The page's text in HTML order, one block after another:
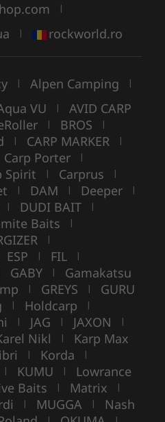
|
| rockworld.ro
| Alpen Camping |
VU | AVID CARP
| BROS |
| CARP MARKER |
Carp Porter |
Spirit | Carprus |
| DAM | Deeper |
| DUDI BAIT |
Baits |
|
ESP | FIL |
GABY | Gamakatsu
| GREYS | GURU
| Holdcarp |
| JAG | JAXON |
Nikl | Karp Max
| Korda |
| KUMU | Lowrance
Baits | Matrix |
| MUGGA | Nash